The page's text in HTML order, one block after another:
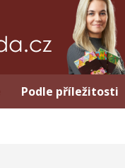
Podle příležitosti